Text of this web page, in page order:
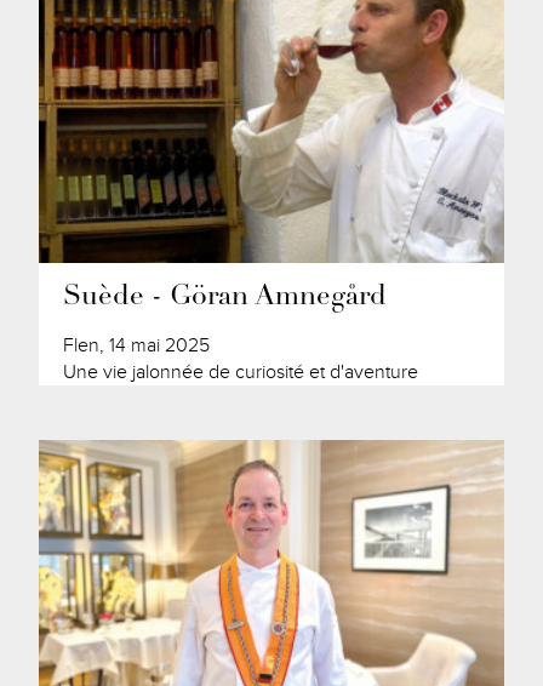
Suède - Göran Amnegård
Flen, 14 mai 2025
Une vie jalonnée de curiosité et d'aventure